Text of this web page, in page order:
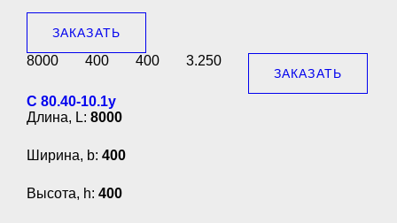
ЗАКАЗАТЬ
8000 400 400 3.250
ЗАКАЗАТЬ
С 80.40-10.1у
Длина, L: 8000
Ширина, b: 400
Высота, h: 400